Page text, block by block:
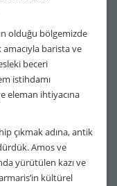
olduğu bölgemizde
barista ve
beceri
istihdamı
eleman ihtiyacına
çıkmak adına, antik
Amos ve
yürütülen kazı ve
kültürel